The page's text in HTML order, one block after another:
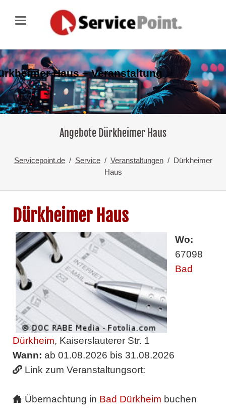
Haus – Veranstaltung
Angebote Dürkheimer Haus
Servicepoint.de Service Veranstaltungen
Dürkheimer
Haus
Dürkheimer Haus
Wo:
67098
Bad
Dürkheim, Kaiserslauterer Str. 1
Wann: ab 01.08.2026 bis 31.08.2026
Link zum Veranstaltungsort:
Übernachtung in Bad Dürkheim buchen